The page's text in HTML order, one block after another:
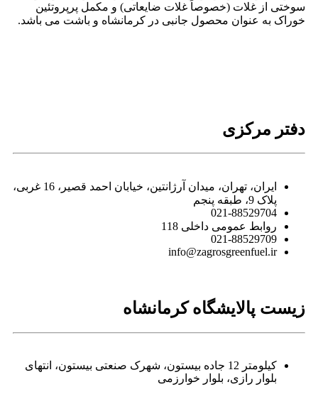
سوختی از غلات (خصوصاً غلات ضایعاتی) و مکمل پرپروتئین
خوراک به عنوان محصول جانبی در کرمانشاه و باشت می باشد.
دفتر مرکزی
ایران، تهران، میدان آرژانتین، خیابان احمد قصیر، 16 غربی،
پلاک 9، طبقه پنجم
021-88529704
روابط عمومی داخلی 118
021-88529709
info@zagrosgreenfuel.ir​
زیست پالایشگاه کرمانشاه
کیلومتر 12 جاده بیستون، شهرک صنعتی بیستون، انتهای
بلوار رازی، بلوار خوارزمی